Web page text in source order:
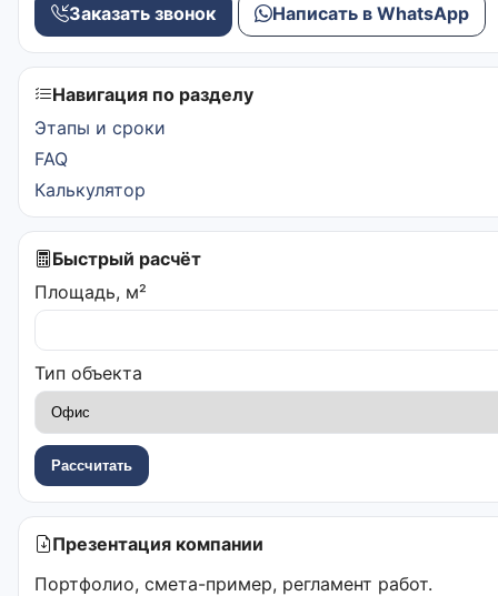
Заказать звонок Написать в WhatsApp
Навигация по разделу
Этапы и сроки
FAQ
Калькулятор
Быстрый расчёт
Площадь, м²
Тип объекта
Рассчитать
Презентация компании
Портфолио, смета-пример, регламент работ.